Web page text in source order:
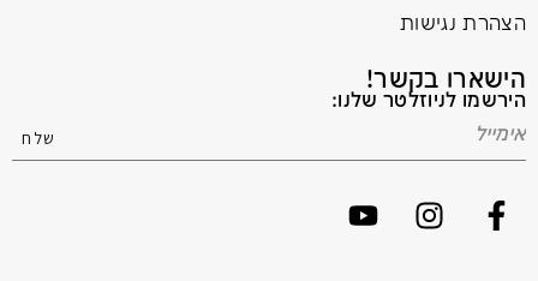
הצהרת נגישות
הישארו בקשר!
הירשמו לניוזלטר שלנו: